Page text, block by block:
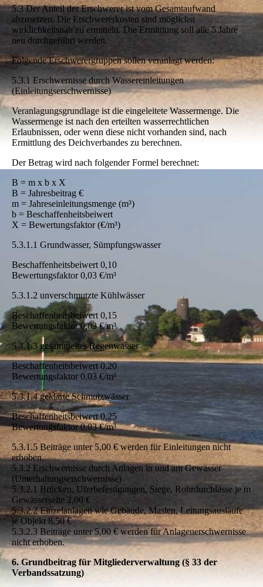
5.3 Der Anteil der Erschwerer ist vom Gesamtaufwand
abzusetzen. Die Erschwererkosten sind möglichst
wirklichkeitsnah zu ermitteln. Die Ermittlung soll alle 5 Jahre
neu durchgeführt werden.
Folgende Erschwerergruppen sollen veranlagt werden:
5.3.1 Erschwernisse durch Wassereinleitungen
(Einleitungserschwernisse)
Veranlagungsgrundlage ist die eingeleitete Wassermenge. Die
Wassermenge ist nach den erteilten wasserrechtlichen
Erlaubnissen, oder wenn diese nicht vorhanden sind, nach
Ermittlung des Deichverbandes zu berechnen.
Der Betrag wird nach folgender Formel berechnet:
B = m x b x X
B = Jahresbeitrag €
m = Jahreseinleitungsmenge (m³)
b = Beschaffenheitsbeiwert
X = Bewertungsfaktor (€/m³)
5.3.1.1 Grundwasser, Sümpfungswasser
Beschaffenheitsbeiwert 0,10
Bewertungsfaktor 0,03 €/m³
5.3.1.2 unverschmutzte Kühlwässer
Beschaffenheitsbeiwert 0,15
Bewertungsfaktor 0,03 €/m³
5.3.1.3 gesammeltes Regenwasser
Beschaffenheitsbeiwert 0,20
Bewertungsfaktor 0,03 €/m³
5.3.1.4 geklärte Schmutzwässer
Beschaffenheitsbeiwert 0,25
Bewertungsfaktor 0,03 €/m³
5.3.1.5 Beiträge unter 5,00 € werden für Einleitungen nicht
erhoben.
5.3.2 Erschwernisse durch Anlagen in und am Gewässer
(Unterhaltungserschwernisse)
5.3.2.1 Brücken, Uferbefestigungen, Stege, Rohrdurchlässe je m
Gewässerseite 2,00 €
5.3.2.2 Einzelanlagen wie Gebäude, Masten, Leitungsausläufe
je Objekt 8,50 €
5.3.2.3 Beiträge unter 5,00 € werden für Anlagenerschwernisse
nicht erhoben.
6. Grundbeitrag für Mitgliederverwaltung (§ 33 der
Verbandssatzung)